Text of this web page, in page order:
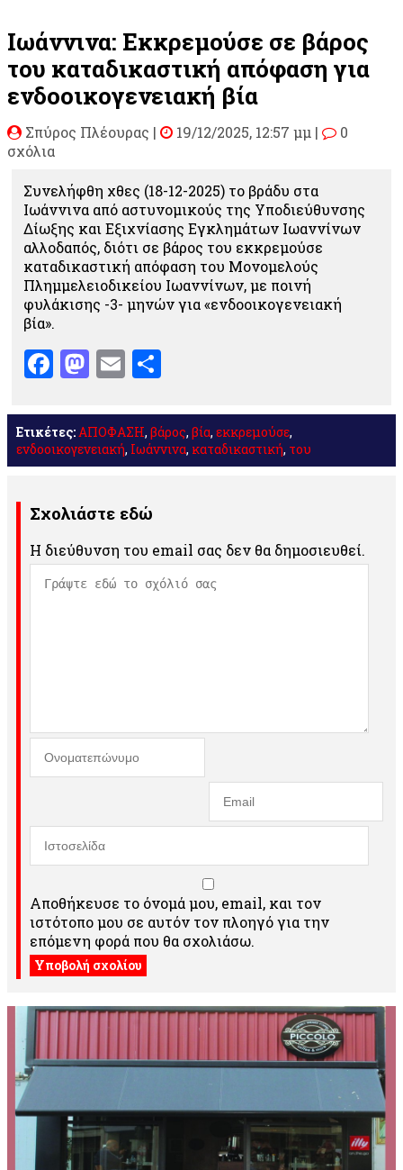
Ιωάννινα: Εκκρεμούσε σε βάρος
του καταδικαστική απόφαση για
ενδοοικογενειακή βία
Σπύρος Πλέουρας | 19/12/2025, 12:57 μμ |
0
σχόλια
Συνελήφθη χθες (18-12-2025) το βράδυ στα
Ιωάννινα από αστυνομικούς της Υποδιεύθυνσης
Δίωξης και Εξιχνίασης Εγκλημάτων Ιωαννίνων
αλλοδαπός, διότι σε βάρος του εκκρεμούσε
καταδικαστική απόφαση του Μονομελούς
Πλημμελειοδικείου Ιωαννίνων, με ποινή
φυλάκισης -3- μηνών για «ενδοοικογενειακή
βία».
Facebook
Mastodon
Email
Ετικέτες:ΑΠΟΦΑΣΗ, βάρος, βία, εκκρεμούσε,
ενδοοικογενειακή, Ιωάννινα, καταδικαστική, του
Σχολιάστε εδώ
Η διεύθυνση του email σας δεν θα δημοσιευθεί.
Αποθήκευσε το όνομά μου, email, και τον
ιστότοπο μου σε αυτόν τον πλοηγό για την
επόμενη φορά που θα σχολιάσω.